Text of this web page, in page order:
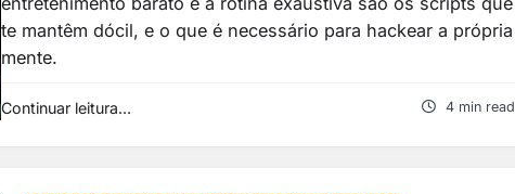
te mantêm dócil, e o que é necessário para hackear a própria
mente.
Continuar leitura... 4 min read